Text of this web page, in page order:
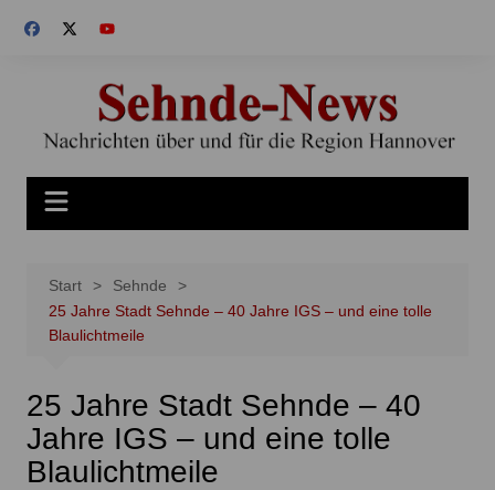
Inhalt
Start
Sehnde
25 Jahre Stadt Sehnde – 40 Jahre IGS – und eine tolle
Blaulichtmeile
25 Jahre Stadt Sehnde – 40
Jahre IGS – und eine tolle
Blaulichtmeile